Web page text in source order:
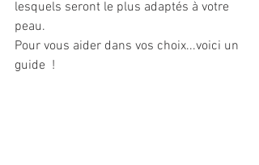
lesquels seront le plus adaptés à votre
peau.
Pour vous aider dans vos choix...voici un
guide  !